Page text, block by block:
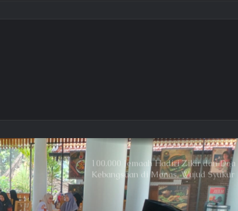
100.000 Jemaah Hadiri Zikir dan Doa
Kebangsaan di Monas, Wujud Syukur
atas Kemerdekaan Indonesia